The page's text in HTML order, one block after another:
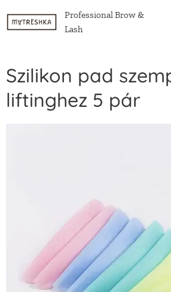
Professional Brow &
Lash
Szilikon pad
liftinghez 5 pár